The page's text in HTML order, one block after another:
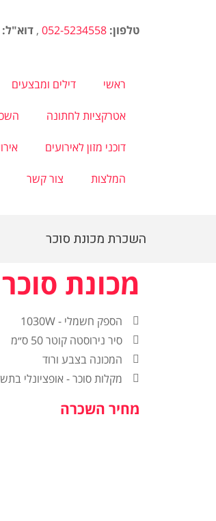
טלפון: 052-5234558
, דוא"ל:
ראשי דילים ומבצעים
אטרקציות לחתונה
דוכני מזון לאירועים
המלצות צור קשר
השכרת מכונת סוכר
מכונת סוכר
הספק חשמלי - 1030W
סיר נירוסטה קוטר 50 ס״מ
המכונה בצבע ורוד
מקלות סוכר - אופציונלי
מחיר השכרה